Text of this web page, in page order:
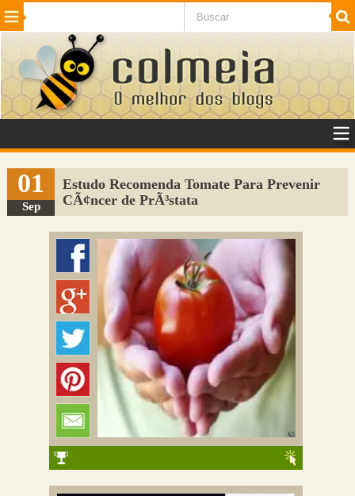
Beleza Cinema e TV
Internet Jogos NotÃ­cias SaÃºde
VeÃ­culos Adulto
Sugerir Link
Adicionar Blog
Colmeia Exchange
01
Sep
Estudo Recomenda Tomate Para Prevenir
CÃ¢ncer de PrÃ³stata